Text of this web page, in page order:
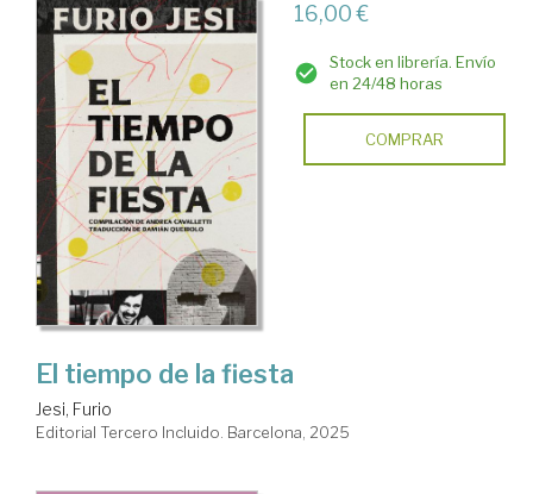
16,00 €
Stock en librería. Envío
en 24/48 horas
COMPRAR
El tiempo de la fiesta
Jesi, Furio
Editorial Tercero Incluido. Barcelona, 2025